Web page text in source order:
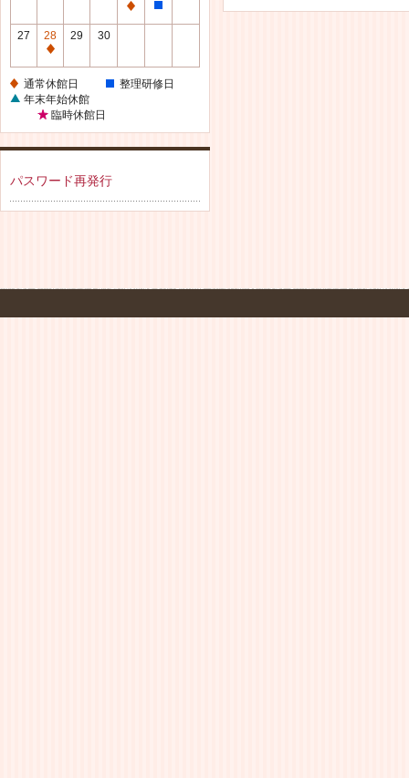
館
日
通
館
日
整
修
日
27
28
通
休
館
日
29 30
通常休館日
整理研修日
年末年始休館
臨時休館日
パスワード再発行